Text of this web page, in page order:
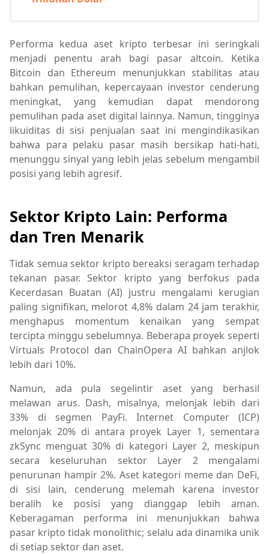
Performa kedua aset kripto terbesar ini seringkali
menjadi penentu arah bagi pasar altcoin. Ketika
Bitcoin dan Ethereum menunjukkan stabilitas atau
bahkan pemulihan, kepercayaan investor cenderung
meningkat, yang kemudian dapat mendorong
pemulihan pada aset digital lainnya. Namun, tingginya
likuiditas di sisi penjualan saat ini mengindikasikan
bahwa para pelaku pasar masih bersikap hati-hati,
menunggu sinyal yang lebih jelas sebelum mengambil
posisi yang lebih agresif.
Sektor Kripto Lain: Performa
dan Tren Menarik
Tidak semua sektor kripto bereaksi seragam terhadap
tekanan pasar. Sektor kripto yang berfokus pada
Kecerdasan Buatan (AI) justru mengalami kerugian
paling signifikan, melorot 4,8% dalam 24 jam terakhir,
menghapus momentum kenaikan yang sempat
tercipta minggu sebelumnya. Beberapa proyek seperti
Virtuals Protocol dan ChainOpera AI bahkan anjlok
lebih dari 10%.
Namun, ada pula segelintir aset yang berhasil
melawan arus. Dash, misalnya, melonjak lebih dari
33% di segmen PayFi. Internet Computer (ICP)
melonjak 20% di antara proyek Layer 1, sementara
zkSync menguat 30% di kategori Layer 2, meskipun
secara keseluruhan sektor Layer 2 mengalami
penurunan hampir 2%. Aset kategori meme dan DeFi,
di sisi lain, cenderung melemah karena investor
beralih ke posisi yang dianggap lebih aman.
Keberagaman performa ini menunjukkan bahwa
pasar kripto tidak monolithic; selalu ada dinamika unik
di setiap sektor dan aset.